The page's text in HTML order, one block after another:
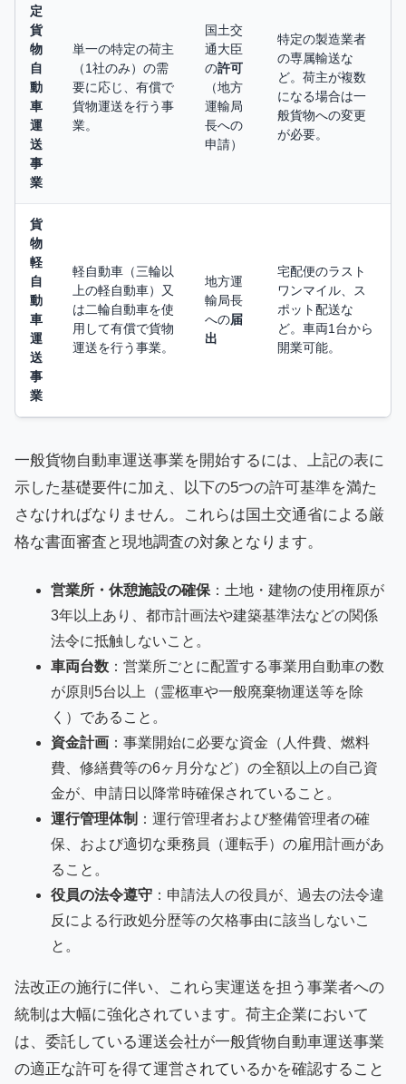
定
貨
物
自
動
車
運
送
事
業
単一の特定の荷主
（1社のみ）の需
要に応じ、有償で
貨物運送を行う事
業。
国土交
通大臣
の許可
（地方
運輸局
長への
申請）
特定の製造業者
の専属輸送な
ど。荷主が複数
になる場合は一
般貨物への変更
が必要。
貨
物
軽
自
動
車
運
送
事
業
軽自動車（三輪以
上の軽自動車）又
は二輪自動車を使
用して有償で貨物
運送を行う事業。
地方運
輸局長
への届
出
宅配便のラスト
ワンマイル、ス
ポット配送な
ど。車両1台から
開業可能。
一般貨物自動車運送事業を開始するには、上記の表に
示した基礎要件に加え、以下の5つの許可基準を満た
さなければなりません。これらは国土交通省による厳
格な書面審査と現地調査の対象となります。
営業所・休憩施設の確保 ：土地・建物の使用権原が
3年以上あり、都市計画法や建築基準法などの関係
法令に抵触しないこと。
車両台数 ：営業所ごとに配置する事業用自動車の数
が原則5台以上（霊柩車や一般廃棄物運送等を除
く）であること。
資金計画 ：事業開始に必要な資金（人件費、燃料
費、修繕費等の6ヶ月分など）の全額以上の自己資
金が、申請日以降常時確保されていること。
運行管理体制 ：運行管理者および整備管理者の確
保、および適切な乗務員（運転手）の雇用計画があ
ること。
役員の法令遵守 ：申請法人の役員が、過去の法令違
反による行政処分歴等の欠格事由に該当しないこ
と。
法改正の施行に伴い、これら実運送を担う事業者への
統制は大幅に強化されています。荷主企業において
は、委託している運送会社が一般貨物自動車運送事業
の適正な許可を得て運営されているかを確認すること